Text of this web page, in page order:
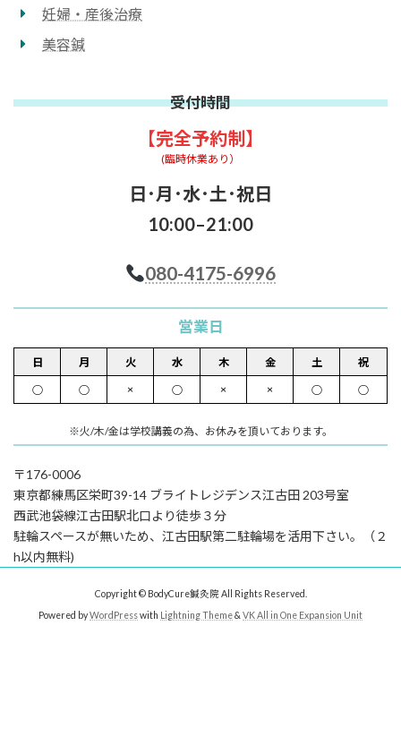
妊婦・産後治療
美容鍼
受付時間
【完全予約制】
(臨時休業あり）
日･月･水･土･祝日
10:00–21:00
080-4175-6996
営業日
日 月 火 水 木 金 土 祝
○ ○ × ○ × × ○ ○
※火/木/金は学校講義の為、お休みを頂いております。
〒176-0006
東京都練⾺区栄町39-14 ブライトレジデンス江古⽥ 203号室
⻄武池袋線江古⽥駅北⼝より徒歩３分
駐輪スペースが無いため、江古⽥駅第⼆駐輪場を活⽤下さい。（２
h以内無料)
Copyright © BodyCure鍼灸院 All Rights Reserved.
Powered byWordPresswith Lightning Theme&VK All in One Expansion Unit